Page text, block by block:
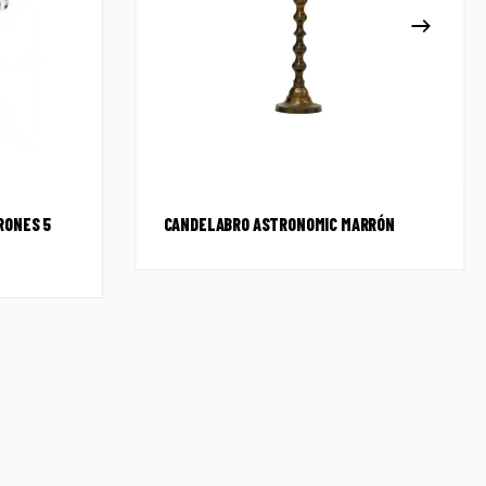
5 CANDELABRO ASTRONOMIC MARRÓN